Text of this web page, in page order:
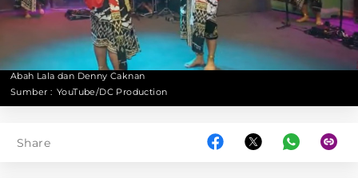
Abah Lala dan Denny Caknan
Sumber : YouTube/DC Production
Share